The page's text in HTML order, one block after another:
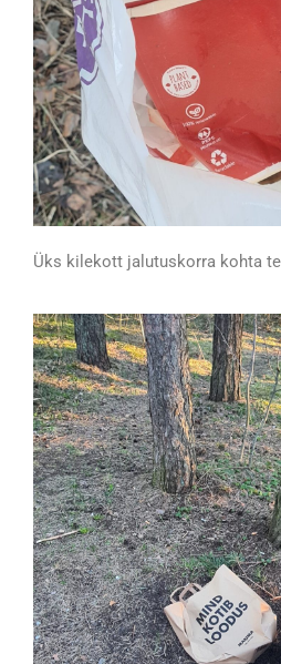
Üks kilekott jalutuskorra kohta